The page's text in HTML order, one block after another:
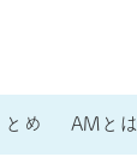
とめ AMとは